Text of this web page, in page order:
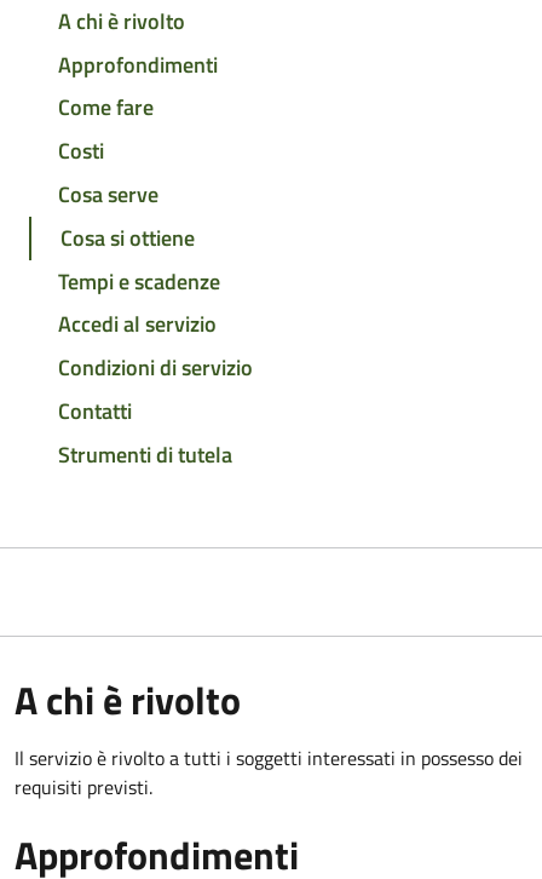
A chi è rivolto
Approfondimenti
Come fare
Costi
Cosa serve
Cosa si ottiene
Tempi e scadenze
Accedi al servizio
Condizioni di servizio
Contatti
Strumenti di tutela
A chi è rivolto
Il servizio è rivolto a tutti i soggetti interessati in possesso dei
requisiti previsti.
Approfondimenti